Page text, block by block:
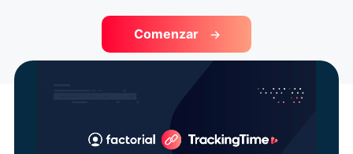
Comenzar